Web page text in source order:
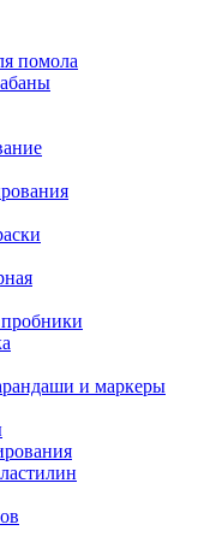
помола
и маркеры